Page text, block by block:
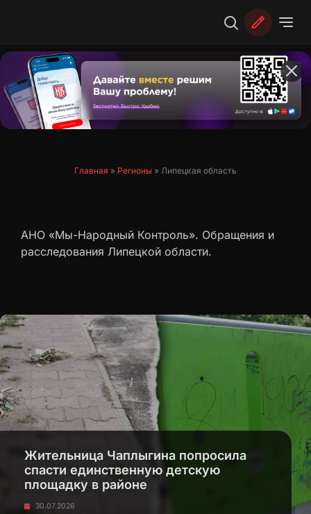
Главная » Регионы » Липецкая область
АНО «Мы-Народный Контроль». Обращения и
расследования Липецкой области.
Жительница Чаплыгина попросила
спасти единственную детскую
площадку в районе
30.07.2026